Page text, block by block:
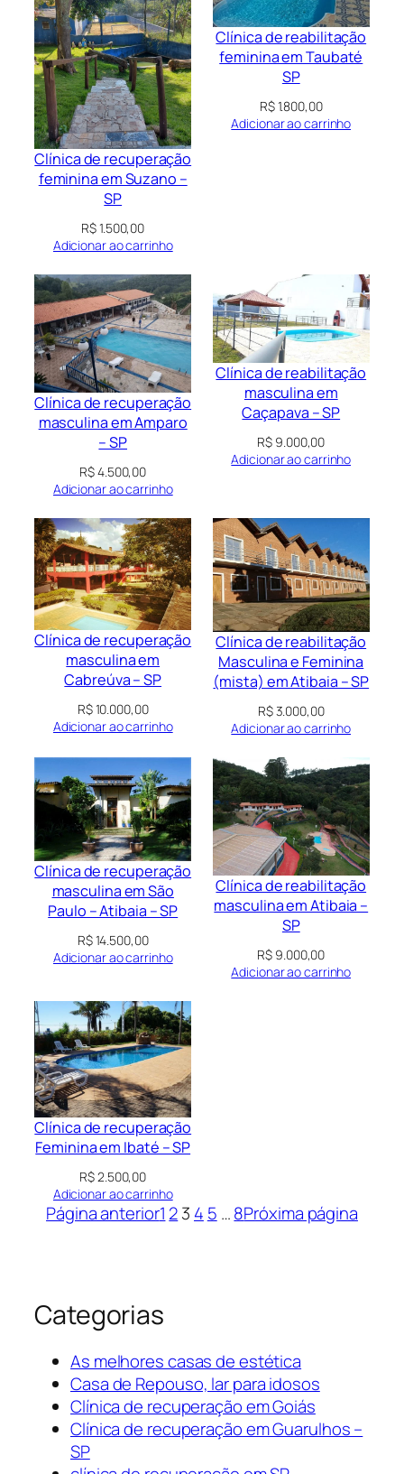
Clínica de recuperação
feminina em Suzano –
SP
R$1.500,00
Adicionar ao carrinho
Clínica de reabilitação
feminina em Taubaté
SP
R$1.800,00
Adicionar ao carrinho
Clínica de recuperação
masculina em Amparo
– SP
R$4.500,00
Adicionar ao carrinho
Clínica de reabilitação
masculina em
Caçapava – SP
R$ 9.000,00
Adicionar ao carrinho
Clínica de recuperação
masculina em
Cabreúva – SP
R$10.000,00
Adicionar ao carrinho
Clínica de reabilitação
Masculina e Feminina
(mista) em Atibaia – SP
R$3.000,00
Adicionar ao carrinho
Clínica de recuperação
masculina em São
Paulo – Atibaia – SP
R$14.500,00
Adicionar ao carrinho
Clínica de reabilitação
masculina em Atibaia –
SP
R$ 9.000,00
Adicionar ao carrinho
Clínica de recuperação
Feminina em Ibaté – SP
R$2.500,00
Adicionar ao carrinho
Página anterior1 23 4 5 …8Próxima página
Categorias
As melhores casas de estética
Casa de Repouso, lar para idosos
Clínica de recuperação em Goiás
Clínica de recuperação em Guarulhos –
SP